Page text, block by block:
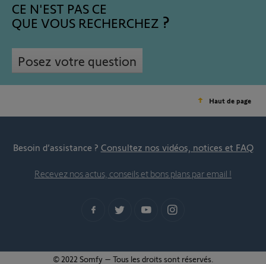
CE N'EST PAS CE
QUE VOUS RECHERCHEZ
Posez votre question
Haut de page
Besoin d’assistance ? Consultez nos vidéos, notices et FAQ
Recevez nos actus, conseils et bons plans par email !
© 2022 Somfy – Tous les droits sont réservés.